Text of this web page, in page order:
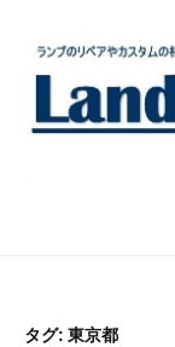
タグ:東京都